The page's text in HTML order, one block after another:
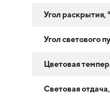
Угол раскрытия, °
Угол светового
Цветовая
Световая